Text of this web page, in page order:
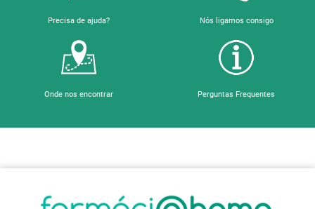
Precisa de ajuda? Nós ligamos consigo
Onde nos encontrar Perguntas Frequentes